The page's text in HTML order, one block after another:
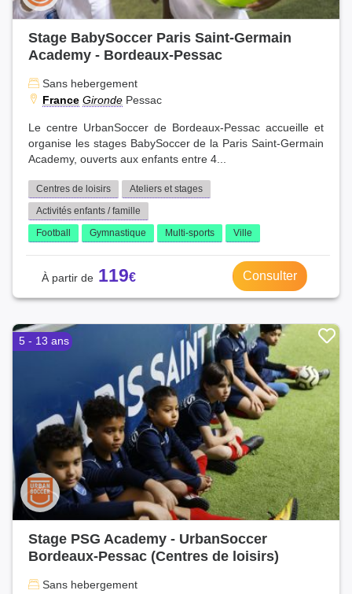
Stage BabySoccer Paris Saint-Germain
Academy - Bordeaux-Pessac
Sans hebergement
France Gironde Pessac
Le centre UrbanSoccer de Bordeaux-Pessac accueille et
organise les stages BabySoccer de la Paris Saint-Germain
Academy, ouverts aux enfants entre 4...
Centres de loisirs
Ateliers et stages
Activités enfants / famille
Football
Gymnastique Multi-sports Ville
119 Consulter
5 - 13 ans
Stage PSG Academy - UrbanSoccer
Bordeaux-Pessac (Centres de loisirs)
Sans hebergement